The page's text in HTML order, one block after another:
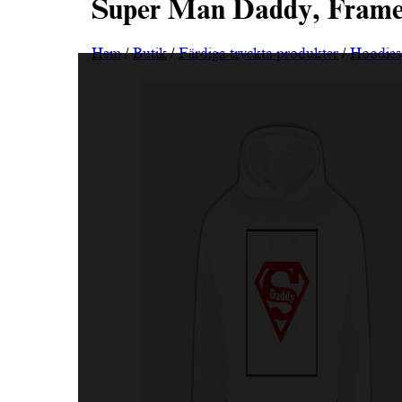
Super Man Daddy,
Hem/Butik/Färdiga tryckta produkter/Hoodies